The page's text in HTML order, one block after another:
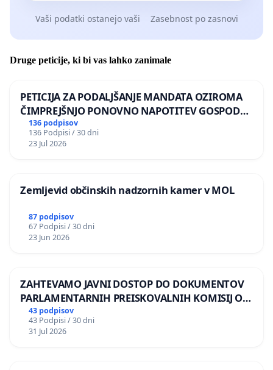
Vaši podatki ostanejo vaši Zasebnost po zasnovi
Druge peticije, ki bi vas lahko zanimale
PETICIJA ZA PODALJŠANJE MANDATA OZIROMA
ČIMPREJŠNJO PONOVNO NAPOTITEV GOSPODA
BERNARDA ŠRAJNERJA NA VELEPOSLANIŠTVO
REPUBLIKE SLOVENIJE V MOSKVI
136 podpisov
136 Podpisi / 30 dni
23 Jul 2026
Zemljevid občinskih nadzornih kamer v MOL
87 podpisov
67 Podpisi / 30 dni
23 Jun 2026
ZAHTEVAMO JAVNI DOSTOP DO DOKUMENTOV
PARLAMENTARNIH PREISKOVALNIH KOMISIJ O
ILEGALNI TRGOVINI Z OROŽJEM
43 podpisov
43 Podpisi / 30 dni
31 Jul 2026